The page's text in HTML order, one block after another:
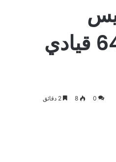
الجمهورية و انصاره بخصوص استقالة 64 قيادي
0
8